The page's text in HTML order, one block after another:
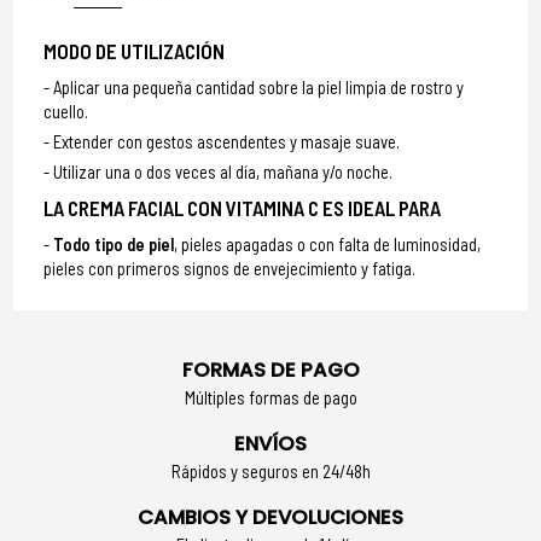
MODO DE UTILIZACIÓN
Aplicar una pequeña cantidad sobre la piel limpia de rostro y
cuello.
Extender con gestos ascendentes y masaje suave.
Utilizar una o dos veces al día, mañana y/o noche.
LA CREMA FACIAL CON VITAMINA C ES IDEAL PARA
Todo tipo de piel, pieles apagadas o con falta de luminosidad,
pieles con primeros signos de envejecimiento y fatiga.
FORMAS DE PAGO
Múltiples formas de pago
ENVÍOS
Rápidos y seguros en 24/48h
CAMBIOS Y DEVOLUCIONES